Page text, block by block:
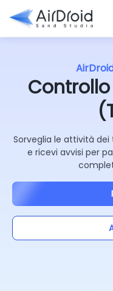
Sorveglia le attività dei
e ricevi avvisi per